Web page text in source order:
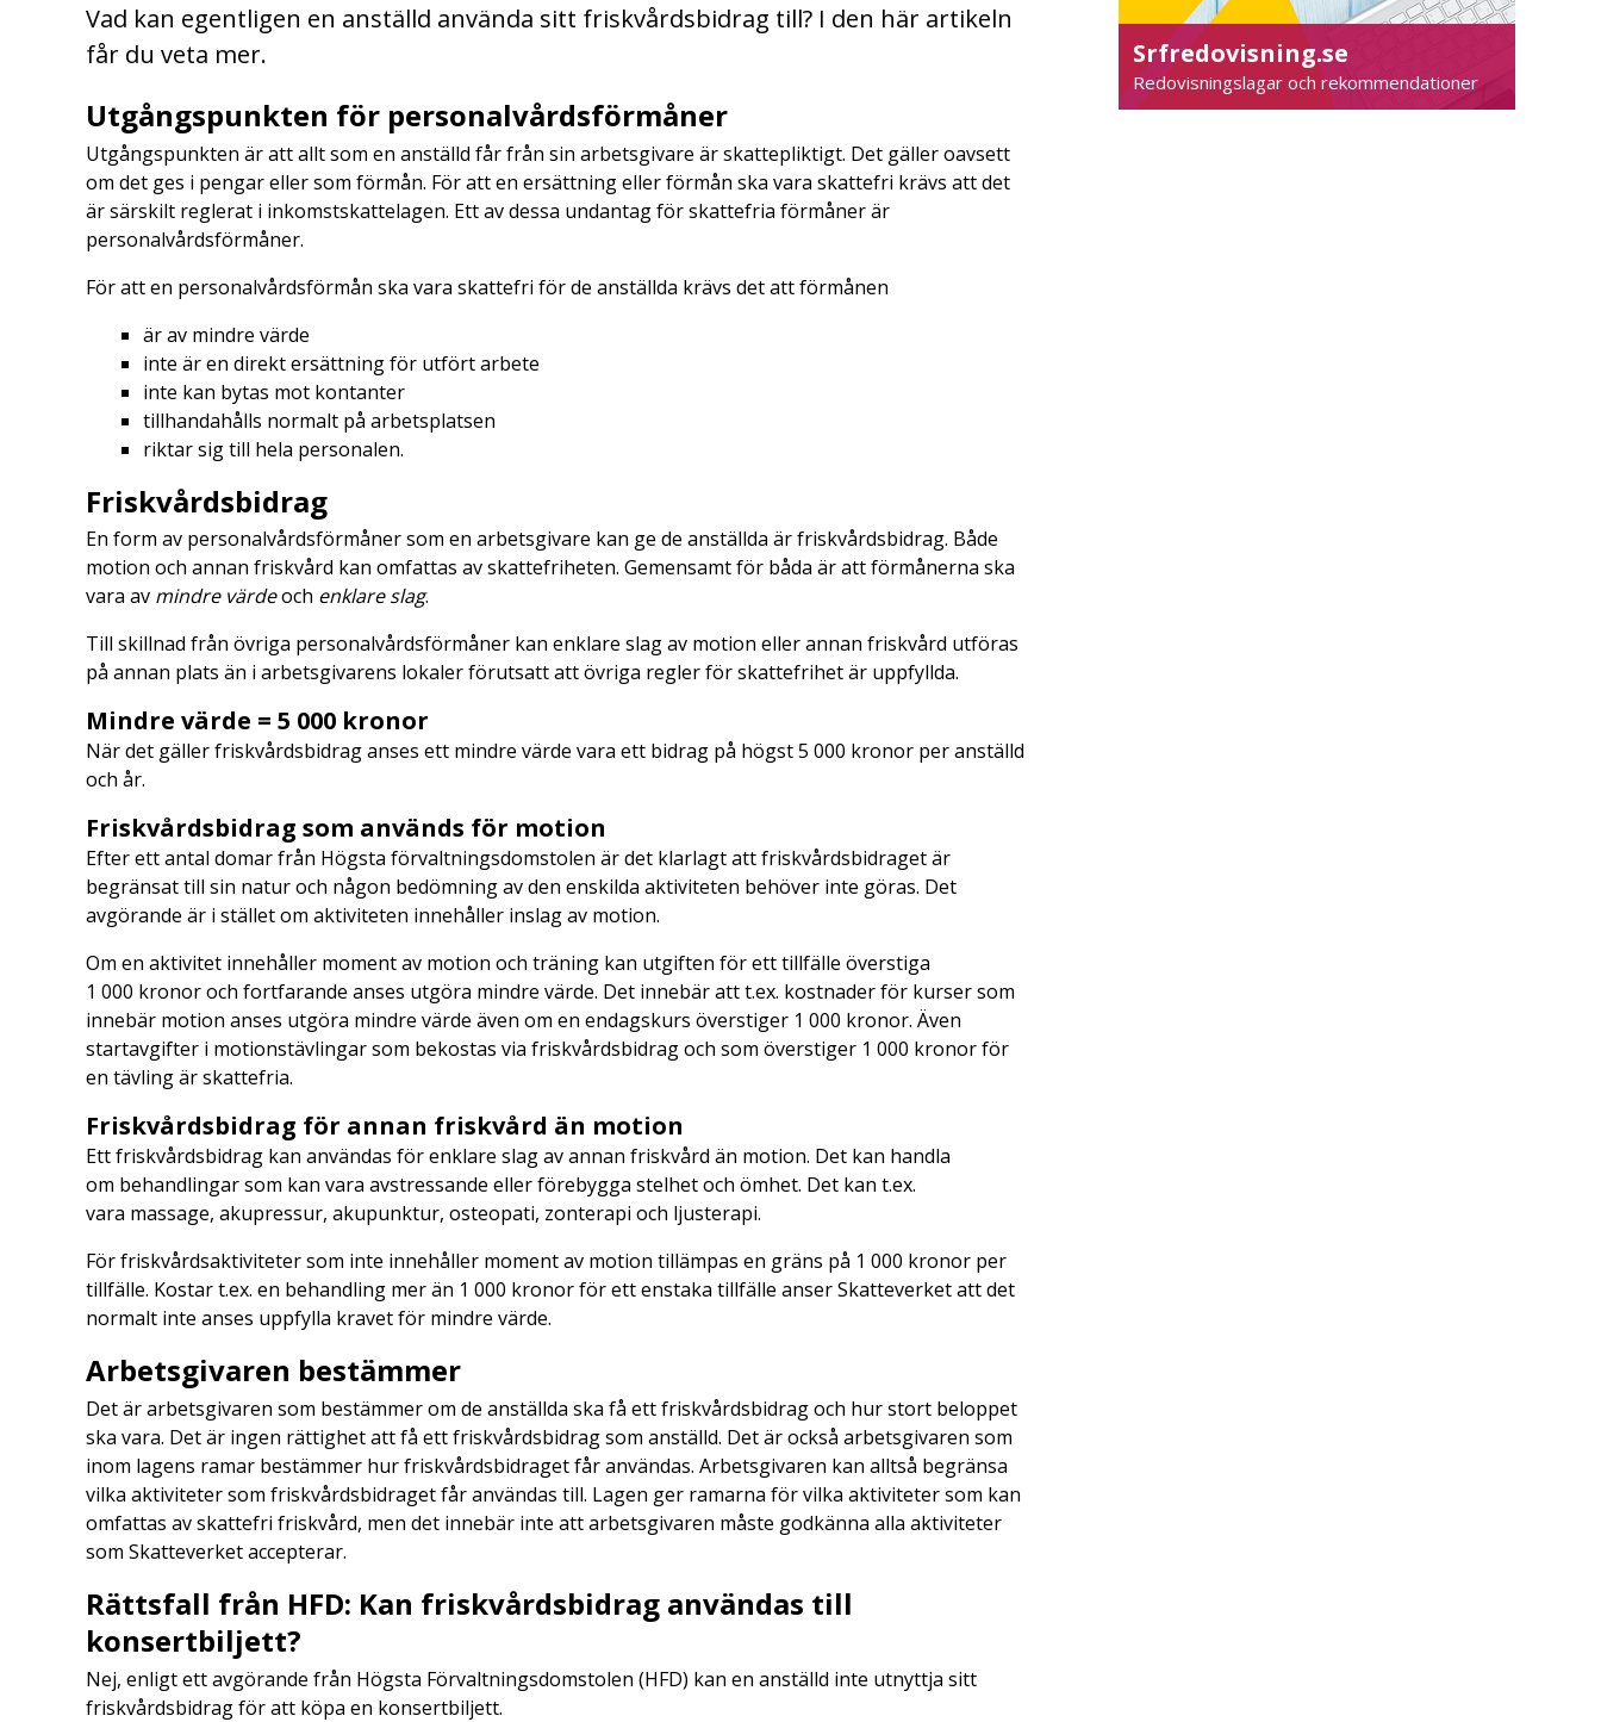
Vad kan egentligen en anställd använda sitt friskvårdsbidrag till? I den här artikeln
får du veta mer.
Utgångspunkten för personalvårdsförmåner
Utgångspunkten är att allt som en anställd får från sin arbetsgivare är skattepliktigt. Det gäller oavsett
om det ges i pengar eller som förmån. För att en ersättning eller förmån ska vara skattefri krävs att det
är särskilt reglerat i inkomstskattelagen. Ett av dessa undantag för skattefria förmåner är
personalvårdsförmåner.
För att en personalvårdsförmån ska vara skattefri för de anställda krävs det att förmånen
är av mindre värde
inte är en direkt ersättning för utfört arbete
inte kan bytas mot kontanter
tillhandahålls normalt på arbetsplatsen
riktar sig till hela personalen.
Friskvårdsbidrag
En form av personalvårdsförmåner som en arbetsgivare kan ge de anställda är friskvårdsbidrag. Både
motion och annan friskvård kan omfattas av skattefriheten. Gemensamt för båda är att förmånerna ska
vara av mindre värdeoch enklare slag.
Till skillnad från övriga personalvårdsförmåner kan enklare slag av motion eller annan friskvård utföras
på annan plats än i arbetsgivarens lokaler förutsatt att övriga regler för skattefrihet är uppfyllda.
Mindre värde = 5 000 kronor
När det gäller friskvårdsbidrag anses ett mindre värde vara ett bidrag på högst 5 000 kronor per anställd
och år.
Friskvårdsbidrag som används för motion
Efter ett antal domar från Högsta förvaltningsdomstolen är det klarlagt att friskvårdsbidraget är
begränsat till sin natur och någon bedömning av den enskilda aktiviteten behöver inte göras. Det
avgörande är i stället om aktiviteten innehåller inslag av motion.
Om en aktivitet innehåller moment av motion och träning kan utgiften för ett tillfälle överstiga
1 000 kronor och fortfarande anses utgöra mindre värde. Det innebär att t.ex. kostnader för kurser som
innebär motion anses utgöra mindre värde även om en endagskurs överstiger 1 000 kronor. Även
startavgifter i motionstävlingar som bekostas via friskvårdsbidrag och som överstiger 1 000 kronor för
en tävling är skattefria.
Friskvårdsbidrag för annan friskvård än motion
Ett friskvårdsbidrag kan användas för enklare slag av annan friskvård än motion. Det kan handla
om behandlingar som kan vara avstressande eller förebygga stelhet och ömhet. Det kan t.ex.
vara massage, akupressur, akupunktur, osteopati, zonterapi och ljusterapi.
För friskvårdsaktiviteter som inte innehåller moment av motion tillämpas en gräns på 1 000 kronor per
tillfälle. Kostar t.ex. en behandling mer än 1 000 kronor för ett enstaka tillfälle anser Skatteverket att det
normalt inte anses uppfylla kravet för mindre värde.
Arbetsgivaren bestämmer
Det är arbetsgivaren som bestämmer om de anställda ska få ett friskvårdsbidrag och hur stort beloppet
ska vara. Det är ingen rättighet att få ett friskvårdsbidrag som anställd. Det är också arbetsgivaren som
inom lagens ramar bestämmer hur friskvårdsbidraget får användas. Arbetsgivaren kan alltså begränsa
vilka aktiviteter som friskvårdsbidraget får användas till. Lagen ger ramarna för vilka aktiviteter som kan
omfattas av skattefri friskvård, men det innebär inte att arbetsgivaren måste godkänna alla aktiviteter
som Skatteverket accepterar.
Rättsfall från HFD: Kan friskvårdsbidrag användas till
konsertbiljett?
Nej, enligt ett avgörande från Högsta Förvaltningsdomstolen (HFD) kan en anställd inte utnyttja sitt
friskvårdsbidrag för att köpa en konsertbiljett.
Srfredovisning.se
Redovisningslagar och rekommendationer